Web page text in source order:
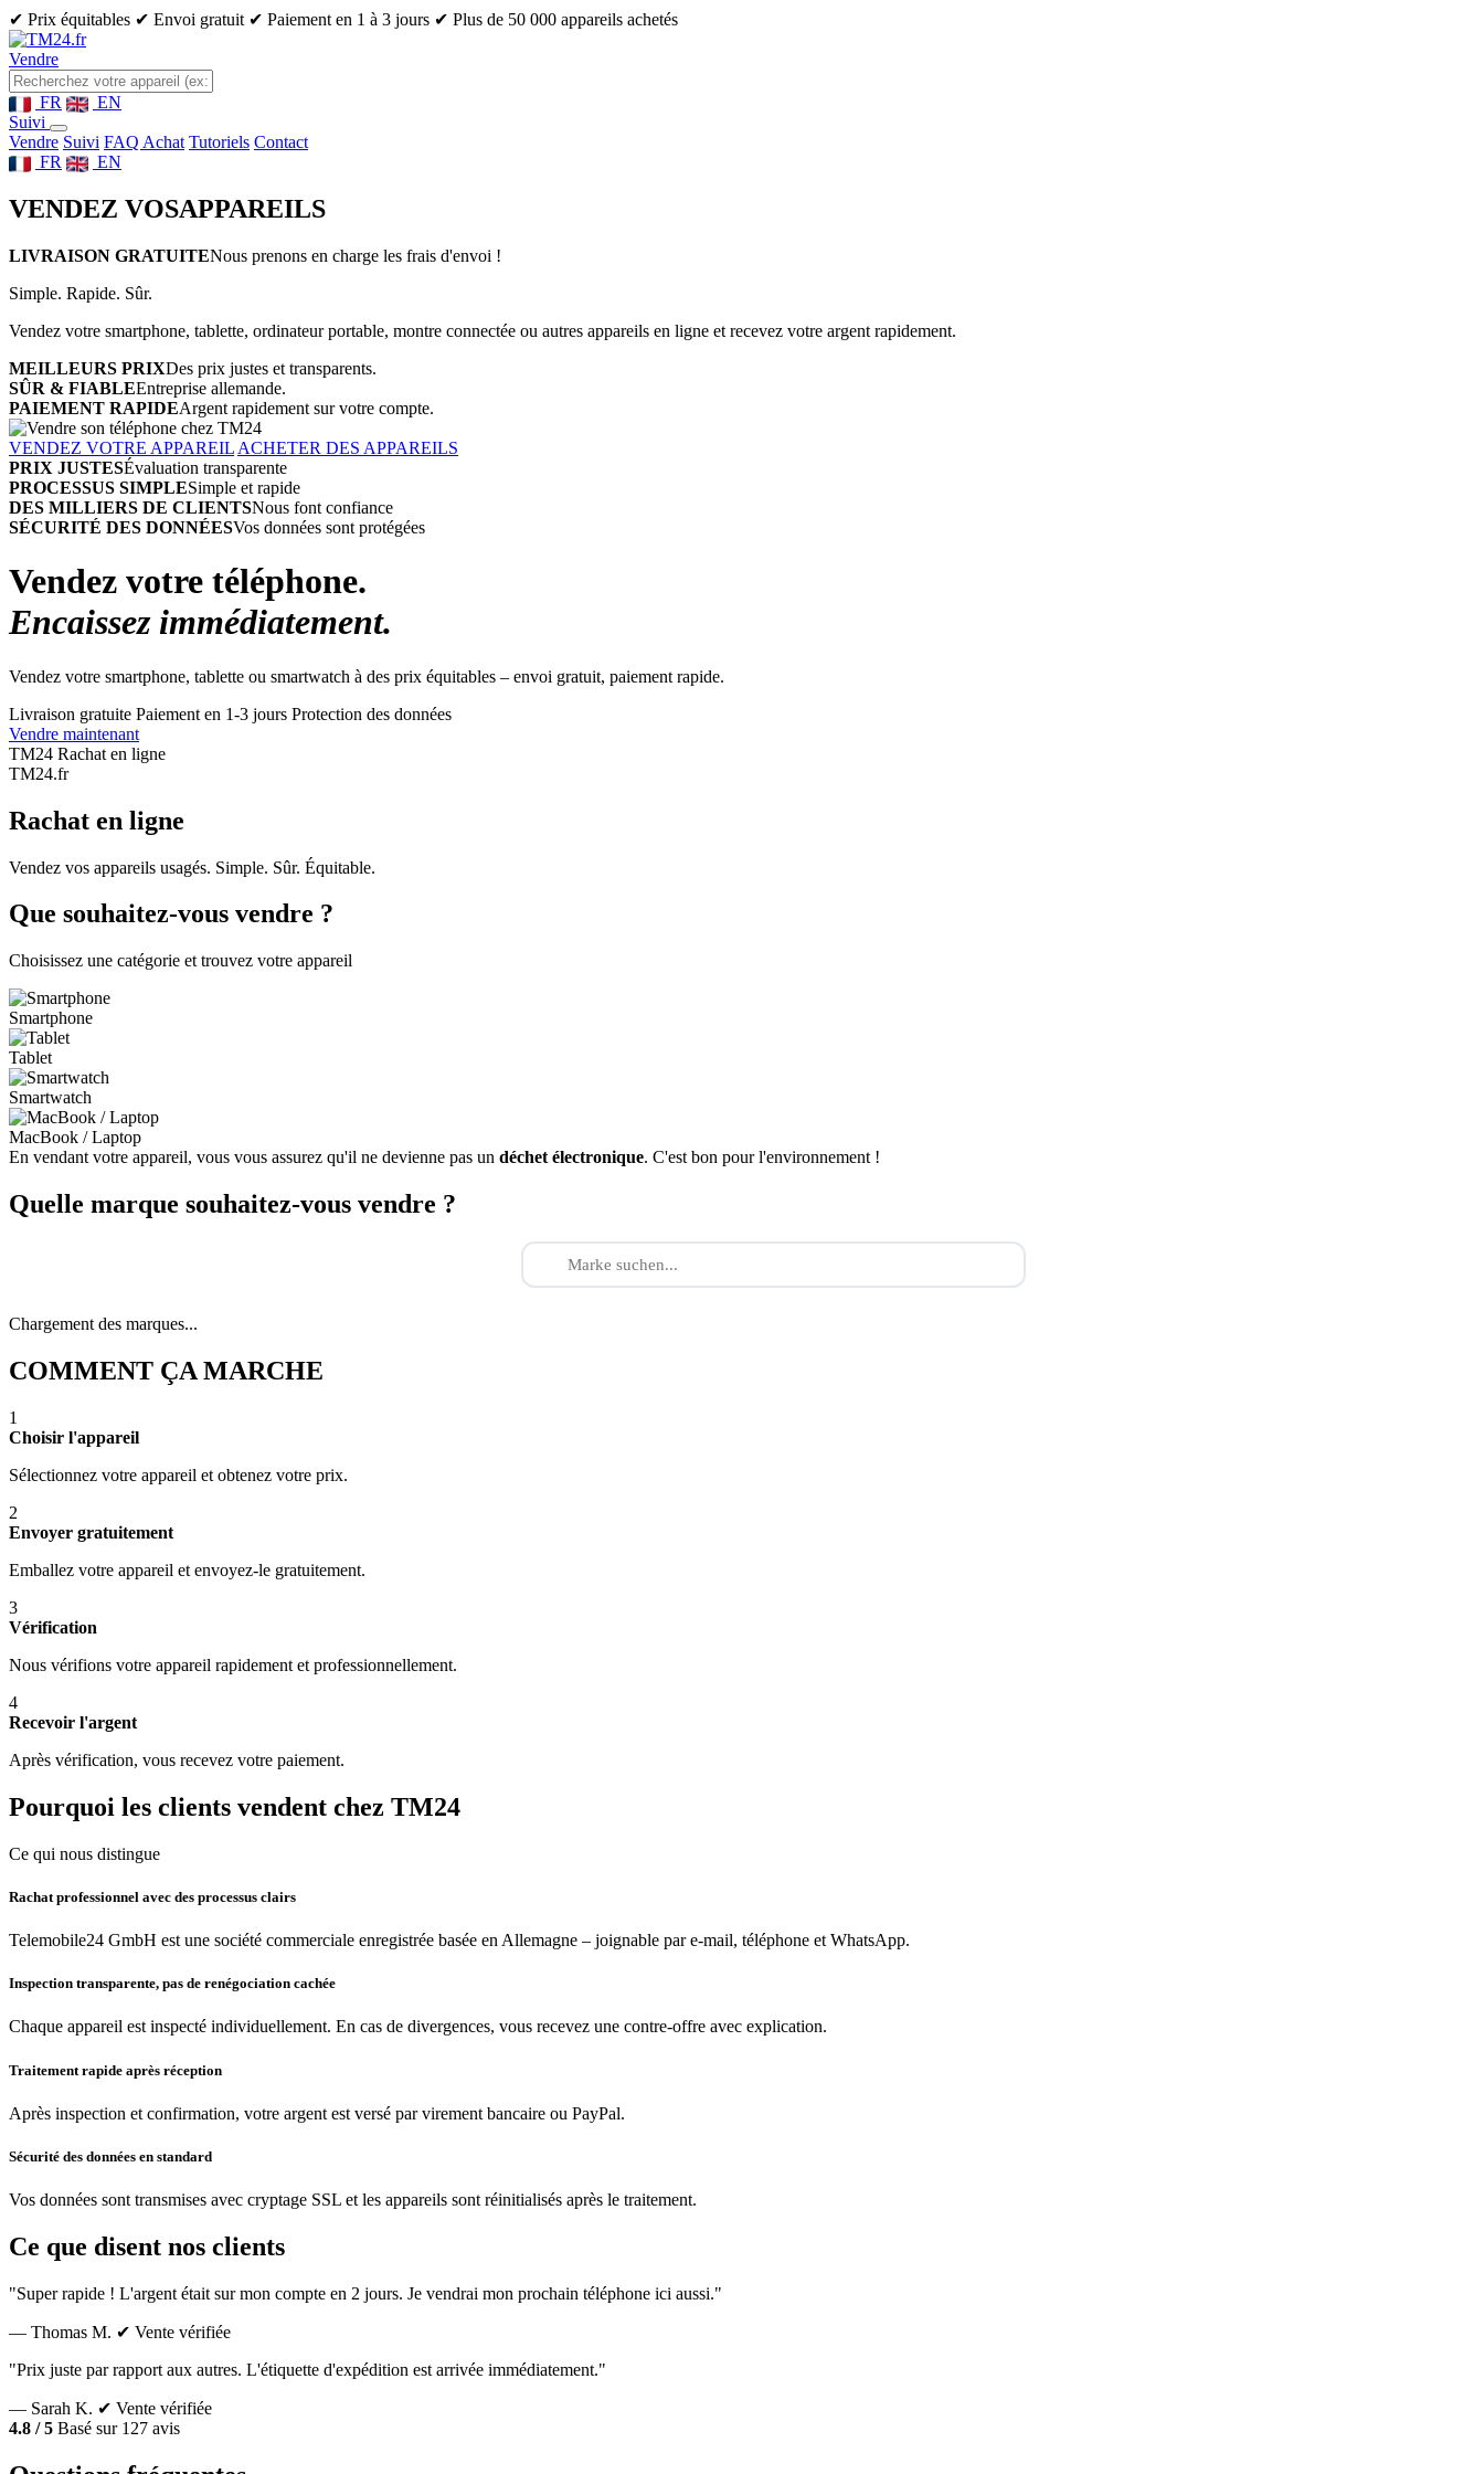
✔ Prix équitables ✔ Envoi gratuit ✔ Paiement en 1 à 3 jours ✔ Plus de 50 000 appareils achetés
Vendre
FR
EN
Suivi
Vendre Suivi FAQ Achat Tutoriels Contact
FR
EN
VENDEZ VOSAPPAREILS
LIVRAISON GRATUITENous prenons en charge les frais d'envoi !
Simple. Rapide. Sûr.
Vendez votre smartphone, tablette, ordinateur portable, montre connectée ou autres appareils en ligne et recevez votre argent rapidement.
MEILLEURS PRIXDes prix justes et transparents.
SÛR & FIABLEEntreprise allemande.
PAIEMENT RAPIDEArgent rapidement sur votre compte.
VENDEZ VOTRE APPAREIL ACHETER DES APPAREILS
PRIX JUSTESÉvaluation transparente
PROCESSUS SIMPLESimple et rapide
DES MILLIERS DE CLIENTSNous font confiance
SÉCURITÉ DES DONNÉESVos données sont protégées
Vendez votre téléphone.
Encaissez immédiatement.
Vendez votre smartphone, tablette ou smartwatch à des prix équitables – envoi gratuit, paiement rapide.
Livraison gratuite Paiement en 1-3 jours Protection des données
Vendre maintenant
TM24 Rachat en ligne
TM24.fr
Rachat en ligne
Vendez vos appareils usagés. Simple. Sûr. Équitable.
Que souhaitez-vous vendre ?
Choisissez une catégorie et trouvez votre appareil
Smartphone
Tablet
Smartwatch
MacBook / Laptop
En vendant votre appareil, vous vous assurez qu'il ne devienne pas un déchet électronique. C'est bon pour l'environnement !
Quelle marque souhaitez-vous vendre ?
Chargement des marques...
COMMENT ÇA MARCHE
1
Choisir l'appareil
Sélectionnez votre appareil et obtenez votre prix.
2
Envoyer gratuitement
Emballez votre appareil et envoyez-le gratuitement.
3
Vérification
Nous vérifions votre appareil rapidement et professionnellement.
4
Recevoir l'argent
Après vérification, vous recevez votre paiement.
Pourquoi les clients vendent chez TM24
Ce qui nous distingue
Rachat professionnel avec des processus clairs
Telemobile24 GmbH est une société commerciale enregistrée basée en Allemagne – joignable par e-mail, téléphone et WhatsApp.
Inspection transparente, pas de renégociation cachée
Chaque appareil est inspecté individuellement. En cas de divergences, vous recevez une contre-offre avec explication.
Traitement rapide après réception
Après inspection et confirmation, votre argent est versé par virement bancaire ou PayPal.
Sécurité des données en standard
Vos données sont transmises avec cryptage SSL et les appareils sont réinitialisés après le traitement.
Ce que disent nos clients
"Super rapide ! L'argent était sur mon compte en 2 jours. Je vendrai mon prochain téléphone ici aussi."
— Thomas M. ✔ Vente vérifiée
"Prix juste par rapport aux autres. L'étiquette d'expédition est arrivée immédiatement."
— Sarah K. ✔ Vente vérifiée
4.8 / 5 Basé sur 127 avis